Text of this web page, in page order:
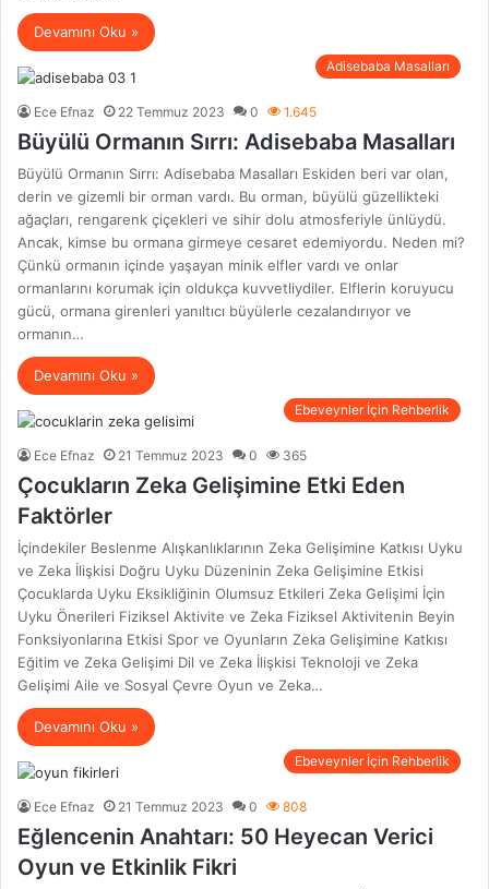
Devamını Oku »
Adisebaba Masalları
Ece Efnaz 22 Temmuz 2023 0 1.645
Büyülü Ormanın Sırrı: Adisebaba Masalları
Büyülü Ormanın Sırrı: Adisebaba Masalları Eskiden beri var olan,
derin ve gizemli bir orman vardı. Bu orman, büyülü güzellikteki
ağaçları, rengarenk çiçekleri ve sihir dolu atmosferiyle ünlüydü.
Ancak, kimse bu ormana girmeye cesaret edemiyordu. Neden mi?
Çünkü ormanın içinde yaşayan minik elfler vardı ve onlar
ormanlarını korumak için oldukça kuvvetliydiler. Elflerin koruyucu
gücü, ormana girenleri yanıltıcı büyülerle cezalandırıyor ve
ormanın…
Devamını Oku »
Ebeveynler İçin Rehberlik
Ece Efnaz 21 Temmuz 2023 0 365
Çocukların Zeka Gelişimine Etki Eden
Faktörler
İçindekiler Beslenme Alışkanlıklarının Zeka Gelişimine Katkısı Uyku
ve Zeka İlişkisi Doğru Uyku Düzeninin Zeka Gelişimine Etkisi
Çocuklarda Uyku Eksikliğinin Olumsuz Etkileri Zeka Gelişimi İçin
Uyku Önerileri Fiziksel Aktivite ve Zeka Fiziksel Aktivitenin Beyin
Fonksiyonlarına Etkisi Spor ve Oyunların Zeka Gelişimine Katkısı
Eğitim ve Zeka Gelişimi Dil ve Zeka İlişkisi Teknoloji ve Zeka
Gelişimi Aile ve Sosyal Çevre Oyun ve Zeka…
Devamını Oku »
Ebeveynler İçin Rehberlik
Ece Efnaz 21 Temmuz 2023 0 808
Eğlencenin Anahtarı: 50 Heyecan Verici
Oyun ve Etkinlik Fikri